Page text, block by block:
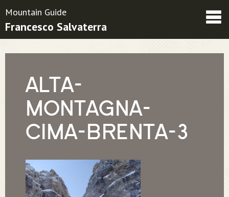
Friends
Mountain Guide
Francesco Salvaterra
ALTA-
MONTAGNA-
CIMA-BRENTA-3